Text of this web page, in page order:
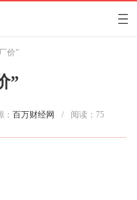
价”
”
： 百万财经网 / 阅读： 75